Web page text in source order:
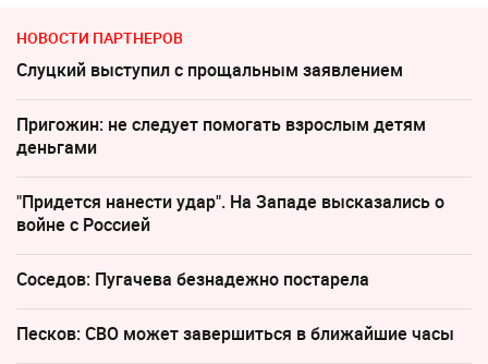
НОВОСТИ ПАРТНЕРОВ
Слуцкий выступил с прощальным заявлением
Пригожин: не следует помогать взрослым детям
деньгами
"Придется нанести удар". На Западе высказались о
войне с Россией
Соседов: Пугачева безнадежно постарела
Песков: СВО может завершиться в ближайшие часы